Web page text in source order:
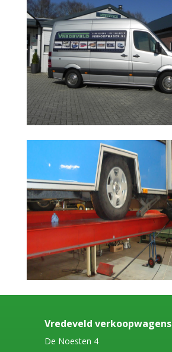
Vredeveld verkoopwagens
De Noesten 4